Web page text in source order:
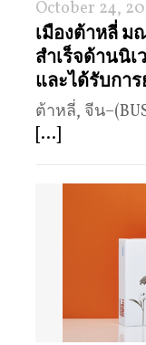
October 24,
เมืองต้าหลี่
สำเร็จด้านนิ
และได้รับกา
ต้าหลี่, จีน
[...]